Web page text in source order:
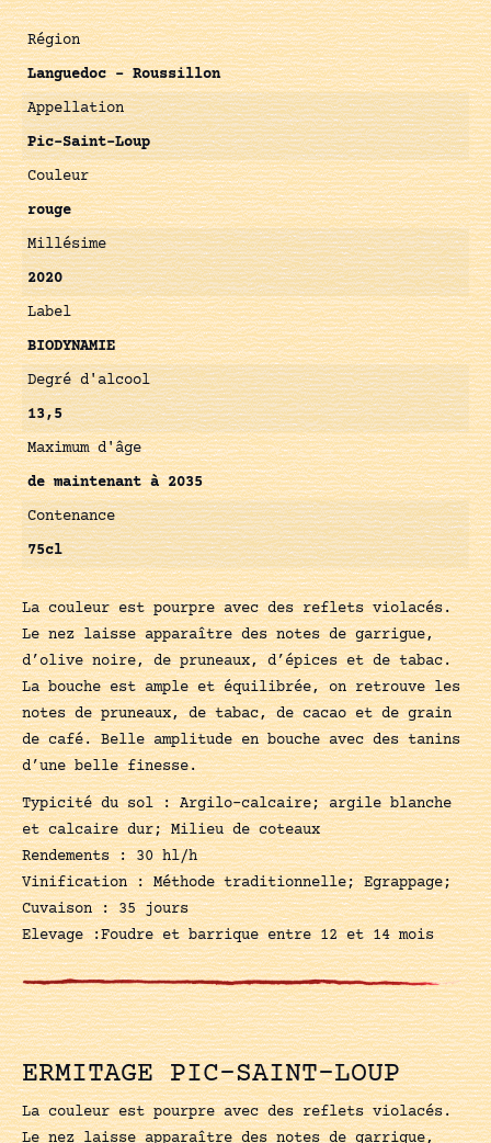
Région
Languedoc – Roussillon
Appellation
Pic-Saint-Loup
Couleur
rouge
Millésime
2020
Label
BIODYNAMIE
Degré d'alcool
13,5
Maximum d'âge
de maintenant à 2035
Contenance
75cl
La couleur est pourpre avec des reflets violacés.
Le nez laisse apparaître des notes de garrigue,
d’olive noire, de pruneaux, d’épices et de tabac.
La bouche est ample et équilibrée, on retrouve les
notes de pruneaux, de tabac, de cacao et de grain
de café. Belle amplitude en bouche avec des tanins
d’une belle finesse.
Typicité du sol : Argilo-calcaire; argile blanche
et calcaire dur; Milieu de coteaux
Rendements : 30 hl/h
Vinification : Méthode traditionnelle; Egrappage;
Cuvaison : 35 jours
Elevage :Foudre et barrique entre 12 et 14 mois
ERMITAGE PIC-SAINT-LOUP
La couleur est pourpre avec des reflets violacés.
Le nez laisse apparaître des notes de garrigue,